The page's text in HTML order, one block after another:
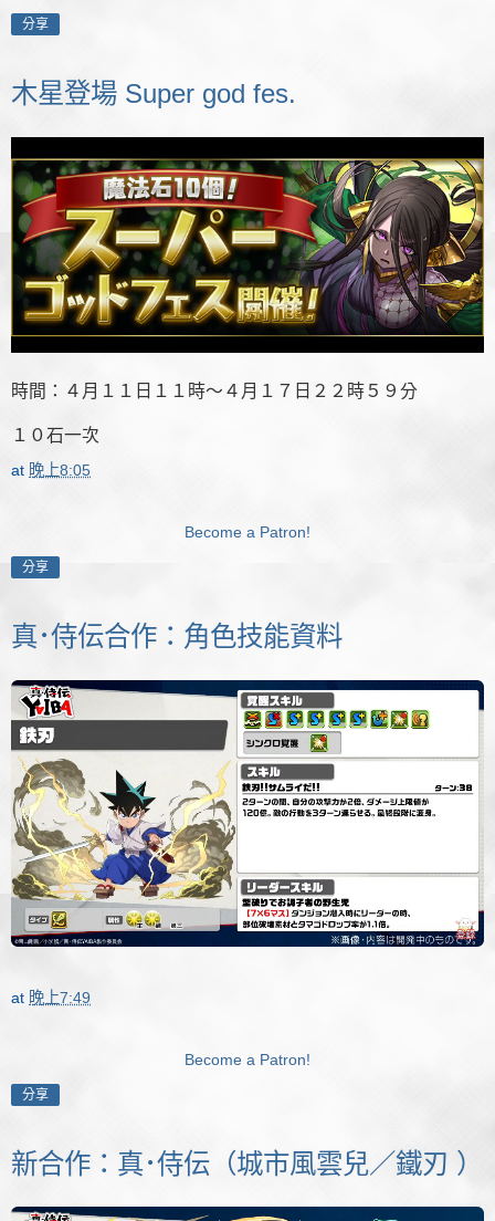
分享
木星登場 Super god fes.
時間：４月１１日１１時～４月１７日２２時５９分
１０石一次
at 晚上8:05
Become a Patron!
分享
真･侍伝合作：角色技能資料
at 晚上7:49
Become a Patron!
分享
新合作：真･侍伝（城市風雲兒／鐵刃 ）